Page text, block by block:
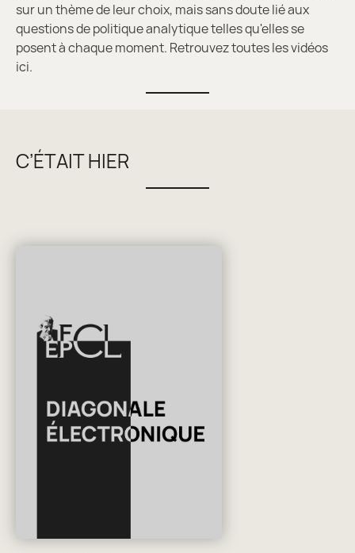
sur un thème de leur choix, mais sans doute lié aux
questions de politique analytique telles qu'elles se
posent à chaque moment. Retrouvez toutes les vidéos
ici.
C’ÉTAIT HIER